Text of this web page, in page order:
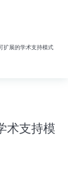
扩展的学术支持模式
术支持模